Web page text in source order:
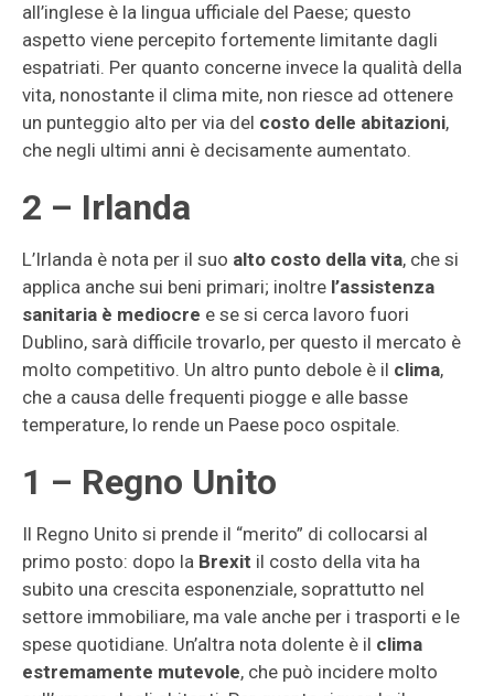
all’inglese è la lingua ufficiale del Paese; questo
aspetto viene percepito fortemente limitante dagli
espatriati. Per quanto concerne invece la qualità della
vita, nonostante il clima mite, non riesce ad ottenere
un punteggio alto per via del costo delle abitazioni,
che negli ultimi anni è decisamente aumentato.
2 – Irlanda
L’Irlanda è nota per il suo alto costo della vita, che si
applica anche sui beni primari; inoltre l’assistenza
sanitaria è mediocre e se si cerca lavoro fuori
Dublino, sarà difficile trovarlo, per questo il mercato è
molto competitivo. Un altro punto debole è il clima,
che a causa delle frequenti piogge e alle basse
temperature, lo rende un Paese poco ospitale.
1 – Regno Unito
Il Regno Unito si prende il “merito” di collocarsi al
primo posto: dopo la Brexit il costo della vita ha
subito una crescita esponenziale, soprattutto nel
settore immobiliare, ma vale anche per i trasporti e le
spese quotidiane. Un’altra nota dolente è il clima
estremamente mutevole, che può incidere molto